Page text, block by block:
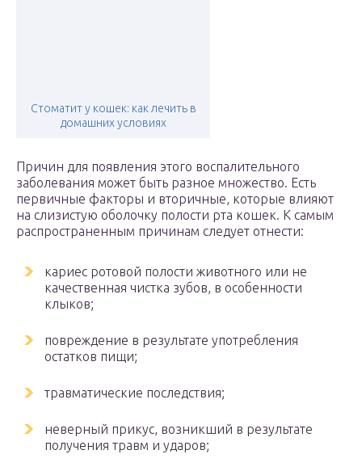
Стоматит у кошек: как лечить в
домашних условиях
Причин для появления этого воспалительного
заболевания может быть разное множество. Есть
первичные факторы и вторичные, которые влияют
на слизистую оболочку полости рта кошек. К самым
распространенным причинам следует отнести:
кариес ротовой полости животного или не
качественная чистка зубов, в особенности
клыков;
повреждение в результате употребления
остатков пищи;
травматические последствия;
неверный прикус, возникший в результате
получения травм и ударов;